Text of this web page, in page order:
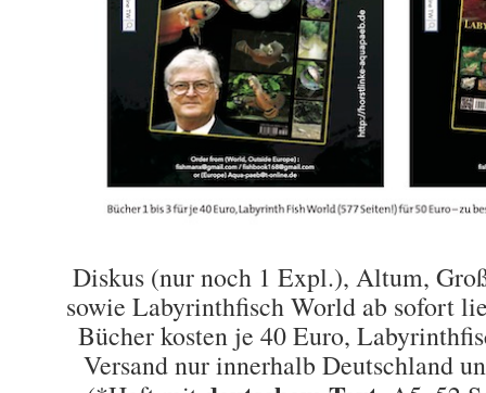
Diskus (nur noch 1 Expl.), Altum,
sowie Labyrinthfisch World ab sofort
Bücher kosten je 40 Euro,
Versand nur innerhalb Deutschland